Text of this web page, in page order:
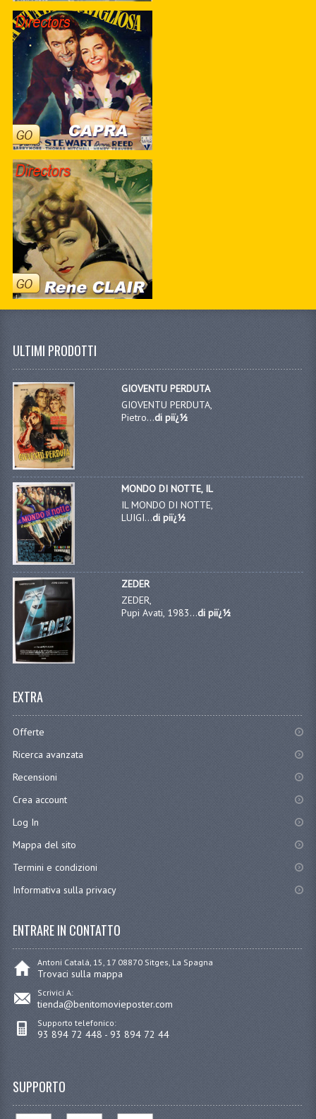
ULTIMI PRODOTTI
GIOVENTU PERDUTA
GIOVENTU PERDUTA,
Pietro...di piï¿½
MONDO DI NOTTE, IL
IL MONDO DI NOTTE,
LUIGI...di piï¿½
ZEDER
ZEDER,
Pupi Avati, 1983...di piï¿½
EXTRA
Offerte
Ricerca avanzata
Recensioni
Crea account
Log In
Mappa del sito
Termini e condizioni
Informativa sulla privacy
ENTRARE IN CONTATTO
Antoni Catalá, 15, 17 08870 Sitges, La Spagna
Trovaci sulla mappa
Scrivici A:
tienda@benitomovieposter.com
Supporto telefonico:
93 894 72 448 - 93 894 72 44
SUPPORTO